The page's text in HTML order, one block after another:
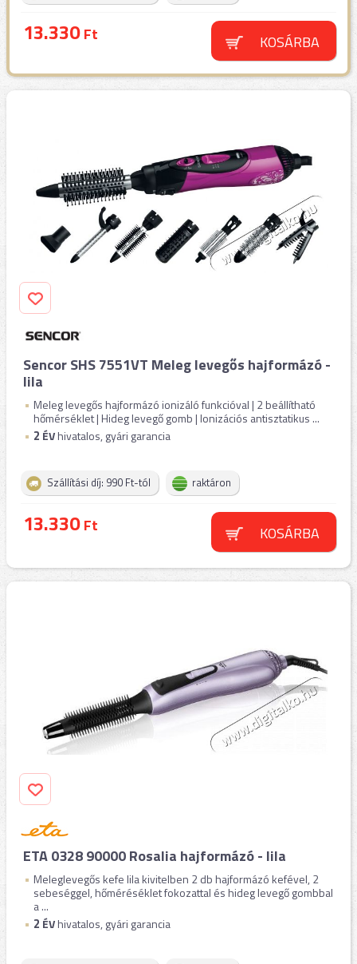
13.330Ft KOSÁRBA
Sencor SHS 7551VT Meleg levegős hajformázó -
lila
Meleg levegős hajformázó ionizáló funkcióval | 2 beállítható
hőmérséklet | Hideg levegő gomb | Ionizációs antisztatikus ...
2 ÉVhivatalos, gyári garancia
Szállítási díj: 990 Ft-tól raktáron
13.330Ft KOSÁRBA
ETA 0328 90000 Rosalia hajformázó - lila
Meleglevegős kefe lila kivitelben 2 db hajformázó kefével, 2
sebeséggel, hőméréséklet fokozattal és hideg levegő gombbal
a ...
2 ÉVhivatalos, gyári garancia